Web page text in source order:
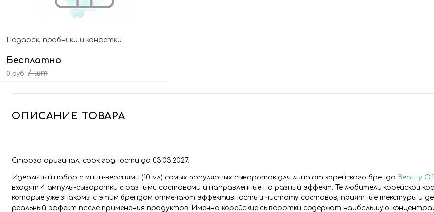
Подарок, пробники и конфетки
Бесплатно
0 руб./ шт
ОПИСАНИЕ ТОВАРА
Строго оригинал, срок годности до 03.03.2027.
Идеальный набор с мини-версиями (10 мл) самых популярных сывороток для лица от корейского бренда Beauty
входят 4 ампулы-сыворотки с разными составами и направленные на разный эффект. Те любители корейской
которые уже знакомы с этим брендом отмечают эффективность и чистоту составов, приятные текстуры и
реальный эффект после применения продуктов. Именно корейские сыворотки содержат наибольшую